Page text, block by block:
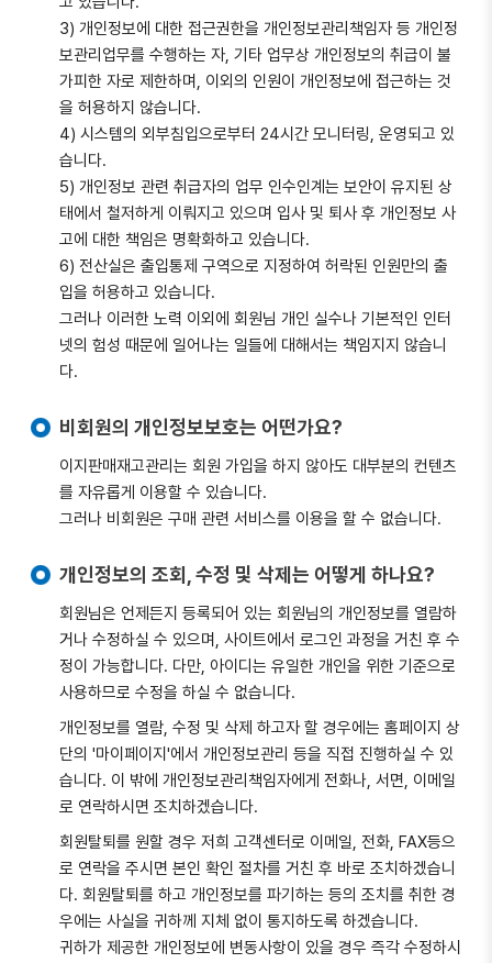
3) 개인정보에 대한 접근권한을 개인정보관리책임자 등 개인정
보관리업무를 수행하는 자, 기타 업무상 개인정보의 취급이 불
가피한 자로 제한하며, 이외의 인원이 개인정보에 접근하는 것
을 허용하지 않습니다.
4) 시스템의 외부침입으로부터 24시간 모니터링, 운영되고 있
습니다.
5) 개인정보 관련 취급자의 업무 인수인계는 보안이 유지된 상
태에서 철저하게 이뤄지고 있으며 입사 및 퇴사 후 개인정보 사
고에 대한 책임은 명확화하고 있습니다.
6) 전산실은 출입통제 구역으로 지정하여 허락된 인원만의 출
입을 허용하고 있습니다.
그러나 이러한 노력 이외에 회원님 개인 실수나 기본적인 인터
넷의 험성 때문에 일어나는 일들에 대해서는 책임지지 않습니
다.
비회원의 개인정보보호는 어떤가요?
이지판매재고관리는 회원 가입을 하지 않아도 대부분의 컨텐츠
를 자유롭게 이용할 수 있습니다.
그러나 비회원은 구매 관련 서비스를 이용을 할 수 없습니다.
개인정보의 조회, 수정 및 삭제는 어떻게 하나요?
회원님은 언제든지 등록되어 있는 회원님의 개인정보를 열람하
거나 수정하실 수 있으며, 사이트에서 로그인 과정을 거친 후 수
정이 가능합니다. 다만, 아이디는 유일한 개인을 위한 기준으로
사용하므로 수정을 하실 수 없습니다.
개인정보를 열람, 수정 및 삭제 하고자 할 경우에는 홈페이지 상
단의 '마이페이지'에서 개인정보관리 등을 직접 진행하실 수 있
습니다. 이 밖에 개인정보관리책임자에게 전화나, 서면, 이메일
로 연락하시면 조치하겠습니다.
회원탈퇴를 원할 경우 저희 고객센터로 이메일, 전화, FAX등으
로 연락을 주시면 본인 확인 절차를 거친 후 바로 조치하겠습니
다. 회원탈퇴를 하고 개인정보를 파기하는 등의 조치를 취한 경
우에는 사실을 귀하께 지체 없이 통지하도록 하겠습니다.
귀하가 제공한 개인정보에 변동사항이 있을 경우 즉각 수정하시